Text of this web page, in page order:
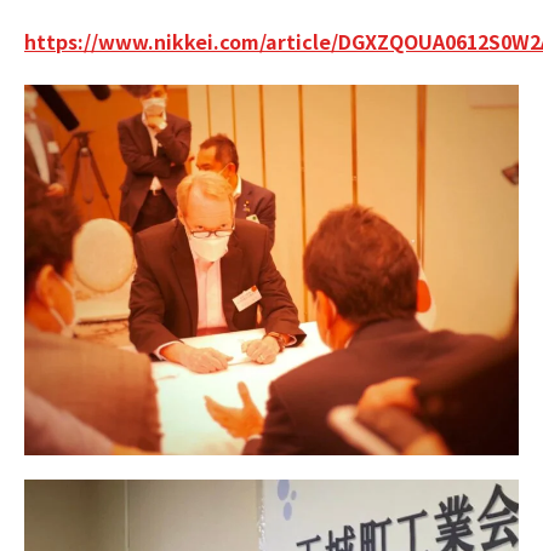
https://www.nikkei.com/article/